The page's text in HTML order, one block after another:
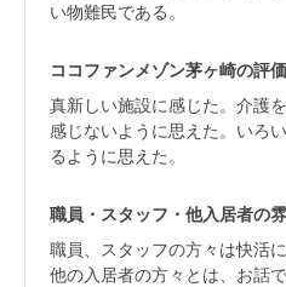
い物難民である。
ココファンメゾン茅ヶ崎の評価
真新しい施設に感じた。介護
感じないように思えた。いろ
るように思えた。
職員・スタッフ・他入居者の
職員、スタッフの方々は快活
他の入居者の方々とは、お話